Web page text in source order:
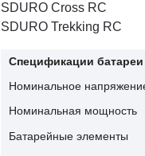
SDURO Cross RC
SDURO Trekking RC
Спецификации батареи
Номинальное
Номинальная мощность
Батарейные элементы